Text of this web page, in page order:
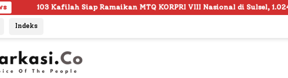
MTQ KORPRI VIII Nasional di Sulsel, 1.024 Peserta Terdaftar
Indeks